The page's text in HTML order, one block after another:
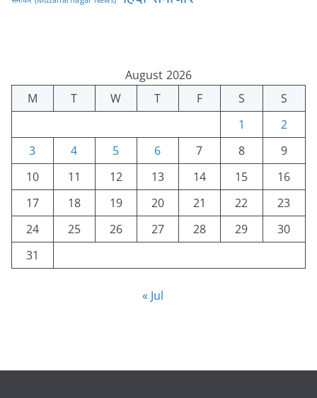
August 2026
M
T W T F S
S
1
2
3
4 5 6 7 8
9
10
11 12 13 14 15
16
17
18 19 20 21 22
23
24
25 26 27 28 29
30
31
« Jul